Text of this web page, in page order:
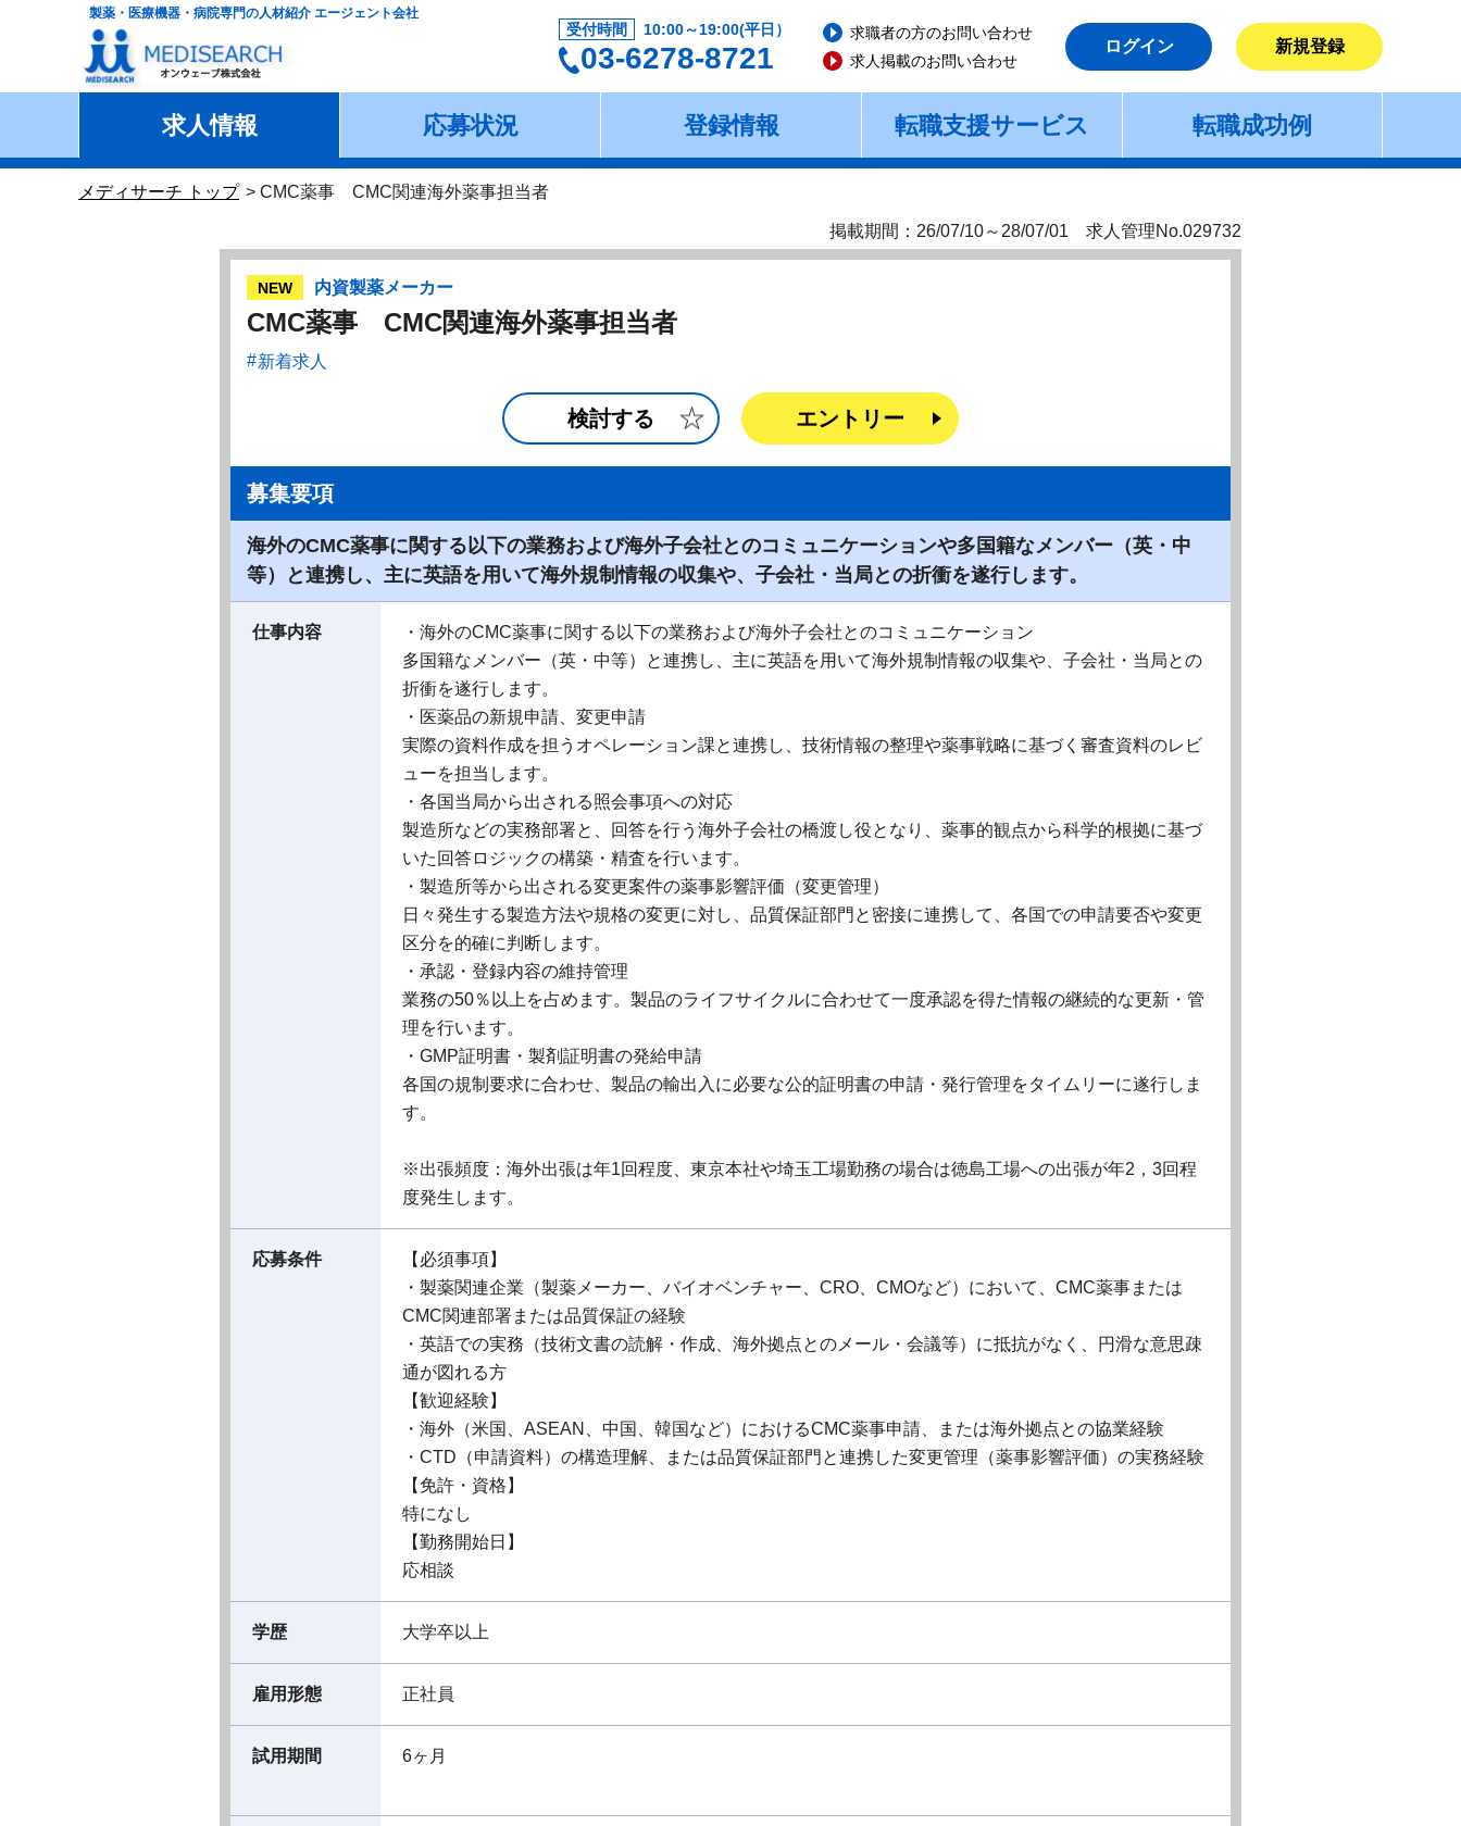
製薬・医療機器・病院専門の人材紹介 エージェント会社
受付時間 10:00～19:00(平日）
03-6278-8721
求職者の方のお問い合わせ
求人掲載のお問い合わせ
ログイン 新規登録
求人情報 応募状況 登録情報 転職支援サービス 転職成功例
メディサーチ トップ CMC薬事 CMC関連海外薬事担当者
掲載期間：26/07/10～28/07/01 求人管理No.029732
NEW 内資製薬メーカー
CMC薬事 CMC関連海外薬事担当者
新着求人
検討する エントリー
募集要項
海外のCMC薬事に関する以下の業務および海外子会社とのコミュニケーションや多国籍なメンバー（英・中
等）と連携し、主に英語を用いて海外規制情報の収集や、子会社・当局との折衝を遂行します。
仕事内容
・海外のCMC薬事に関する以下の業務および海外子会社とのコミュニケーション
多国籍なメンバー（英・中等）と連携し、主に英語を用いて海外規制情報の収集や、子会社・当局との
折衝を遂行します。
・医薬品の新規申請、変更申請
実際の資料作成を担うオペレーション課と連携し、技術情報の整理や薬事戦略に基づく審査資料のレビ
ューを担当します。
・各国当局から出される照会事項への対応
製造所などの実務部署と、回答を行う海外子会社の橋渡し役となり、薬事的観点から科学的根拠に基づ
いた回答ロジックの構築・精査を行います。
・製造所等から出される変更案件の薬事影響評価（変更管理）
日々発生する製造方法や規格の変更に対し、品質保証部門と密接に連携して、各国での申請要否や変更
区分を的確に判断します。
・承認・登録内容の維持管理
業務の50％以上を占めます。製品のライフサイクルに合わせて一度承認を得た情報の継続的な更新・管
理を行います。
・GMP証明書・製剤証明書の発給申請
各国の規制要求に合わせ、製品の輸出入に必要な公的証明書の申請・発行管理をタイムリーに遂行しま
す。
※出張頻度：海外出張は年1回程度、東京本社や埼玉工場勤務の場合は徳島工場への出張が年2，3回程
度発生します。
応募条件
【必須事項】
・製薬関連企業（製薬メーカー、バイオベンチャー、CRO、CMOなど）において、CMC薬事または
CMC関連部署または品質保証の経験
・英語での実務（技術文書の読解・作成、海外拠点とのメール・会議等）に抵抗がなく、円滑な意思疎
通が図れる方
【歓迎経験】
・海外（米国、ASEAN、中国、韓国など）におけるCMC薬事申請、または海外拠点との協業経験
・CTD（申請資料）の構造理解、または品質保証部門と連携した変更管理（薬事影響評価）の実務経験
【免許・資格】
特になし
【勤務開始日】
応相談
学歴 大学卒以上
雇用形態 正社員
試用期間 6ヶ月